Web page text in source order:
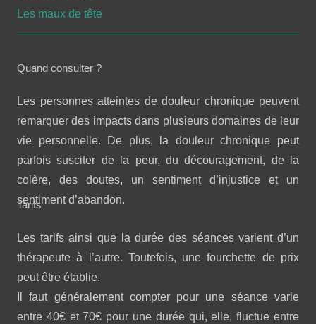
Les maux de tête
Quand consulter ?
Les personnes atteintes de douleur chronique peuvent
remarquer des impacts dans plusieurs domaines de leur
vie personnelle. De plus, la douleur chronique peut
parfois susciter de la peur, du découragement, de la
colère, des doutes, un sentiment d’injustice et un
sentiment d’abandon.
Tarifs
Les tarifs ainsi que la durée des séances varient d’un
thérapeute à l’autre. Toutefois, une fourchette de prix
peut être établie.
Il faut généralement compter pour une séance varie
entre 40€ et 70€ pour une durée qui, elle, fluctue entre